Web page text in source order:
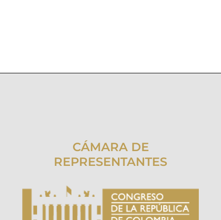
CÁMARA DE
REPRESENTANTES